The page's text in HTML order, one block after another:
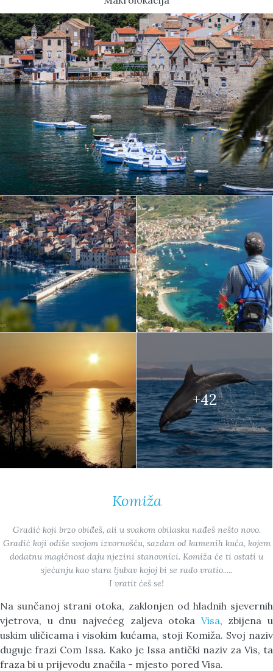
+42
Komiža
Gradić koji brzo obiđeš, ali u svakom obilasku nađeš nešto novo.
Gradić koji odiše svojom izvornošću, sazdan od kamenih kuća, kojem
dodatnu magičnost daju njezini stanovnici. Komiža će ti ostati u
sjećanju kao stara ljubav kojoj bi se rado vratio.....
I vratit ćeš se!
Na sunčanoj strani otoka, zaklonjen od hladnih sjevernih
vjetrova, u dnu najvećeg zaljeva otoka Visa, zbijena u
uskim uličicama i visokim kućama, stoji Komiža. Svoj naziv
duguje frazi Com Issa. Kako je Issa antički naziv za Vis, ta
fraza bi u prijevodu značila - mjesto pored Visa.